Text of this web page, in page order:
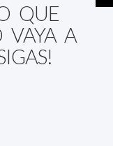
QUE
VAYA A